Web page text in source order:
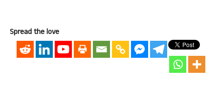
Spread the love